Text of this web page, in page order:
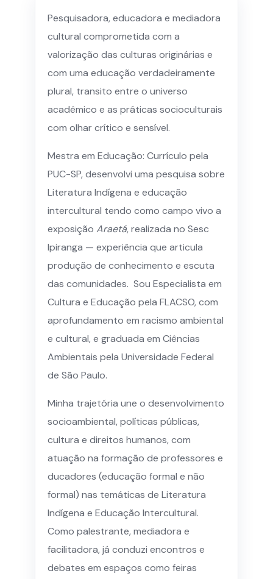
Pesquisadora, educadora e mediadora
cultural comprometida com a
valorização das culturas originárias e
com uma educação verdadeiramente
plural, transito entre o universo
acadêmico e as práticas socioculturais
com olhar crítico e sensível.
Mestra em Educação: Currículo pela
PUC-SP, desenvolvi uma pesquisa sobre
Literatura Indígena e educação
intercultural tendo como campo vivo a
exposição Araetá, realizada no Sesc
Ipiranga — experiência que articula
produção de conhecimento e escuta
das comunidades. Sou Especialista em
Cultura e Educação pela FLACSO, com
aprofundamento em racismo ambiental
e cultural, e graduada em Ciências
Ambientais pela Universidade Federal
de São Paulo.
Minha trajetória une o desenvolvimento
socioambiental, políticas públicas,
cultura e direitos humanos, com
atuação na formação de professores e
ducadores (educação formal e não
formal) nas temáticas de Literatura
Indígena e Educação Intercultural.
Como palestrante, mediadora e
facilitadora, já conduzi encontros e
debates em espaços como feiras